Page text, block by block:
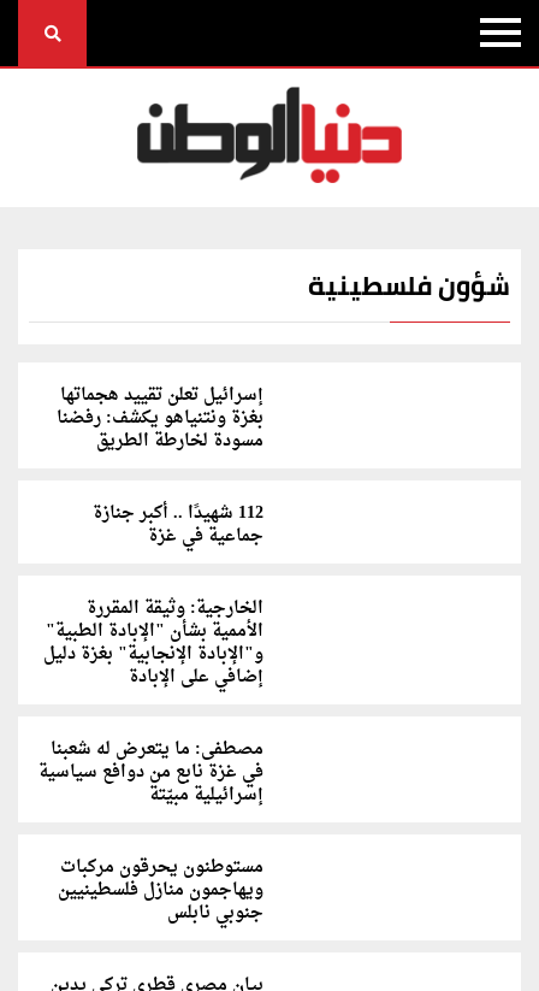
شؤون فلسطينية
إسرائيل تعلن تقييد هجماتها
بغزة ونتنياهو يكشف: رفضنا
مسودة لخارطة الطريق
112 شهيدًا .. أكبر جنازة
جماعية في غزة
الخارجية: وثيقة المقررة
الأممية بشأن "الإبادة الطبية"
و"الإبادة الإنجابية" بغزة دليل
إضافي على الإبادة
مصطفى: ما يتعرض له شعبنا
في غزة نابع من دوافع سياسية
إسرائيلية مبيّتة
مستوطنون يحرقون مركبات
ويهاجمون منازل فلسطينيين
جنوبي نابلس